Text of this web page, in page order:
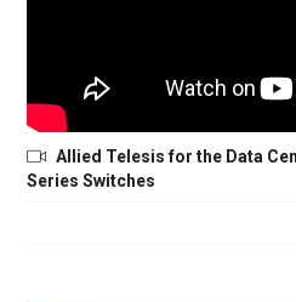
Allied Telesis for the Data
Series Switches